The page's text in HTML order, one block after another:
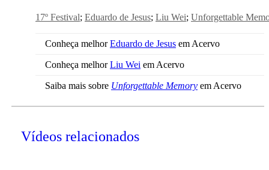
17º Festival Eduardo de Jesus Liu Wei Unforgettable
Conheça melhorEduardo de Jesus em Acervo
Conheça melhorLiu Wei em Acervo
Saiba mais sobre Unforgettable Memory em Acervo
Vídeos relacionados